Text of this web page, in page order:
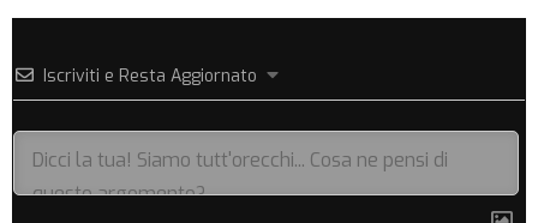
Iscriviti e Resta Aggiornato